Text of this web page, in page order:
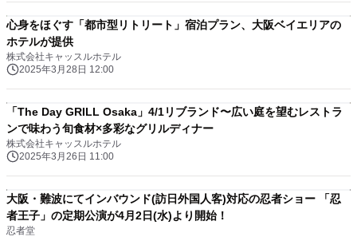
心身をほぐす「都市型リトリート」宿泊プラン、大阪ベイエリアの
ホテルが提供
株式会社キャッスルホテル
2025年3月28日 12:00
「The Day GRILL Osaka」4/1リブランド〜広い庭を望むレストラ
ンで味わう旬食材×多彩なグリルディナー
株式会社キャッスルホテル
2025年3月26日 11:00
大阪・難波にてインバウンド(訪日外国人客)対応の忍者ショー 「忍
者王子」の定期公演が4月2日(水)より開始！
忍者堂